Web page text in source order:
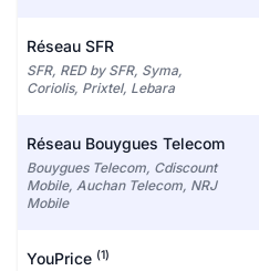
Réseau SFR
SFR, RED by SFR, Syma,
Coriolis, Prixtel, Lebara
Réseau Bouygues Telecom
Bouygues Telecom, Cdiscount
Mobile, Auchan Telecom, NRJ
Mobile
YouPrice (1)